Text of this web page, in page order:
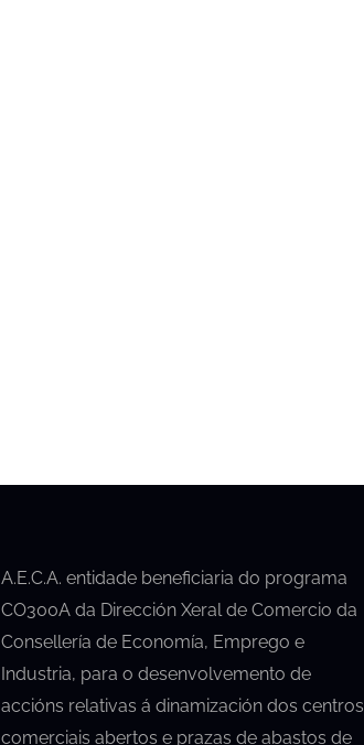
A.E.C.A. entidade beneficiaria do programa
CO300A da Dirección Xeral de Comercio da
Consellería de Economía, Emprego e
Industria, para o desenvolvemento de
accións relativas á dinamización dos centros
comerciais abertos e prazas de abastos de